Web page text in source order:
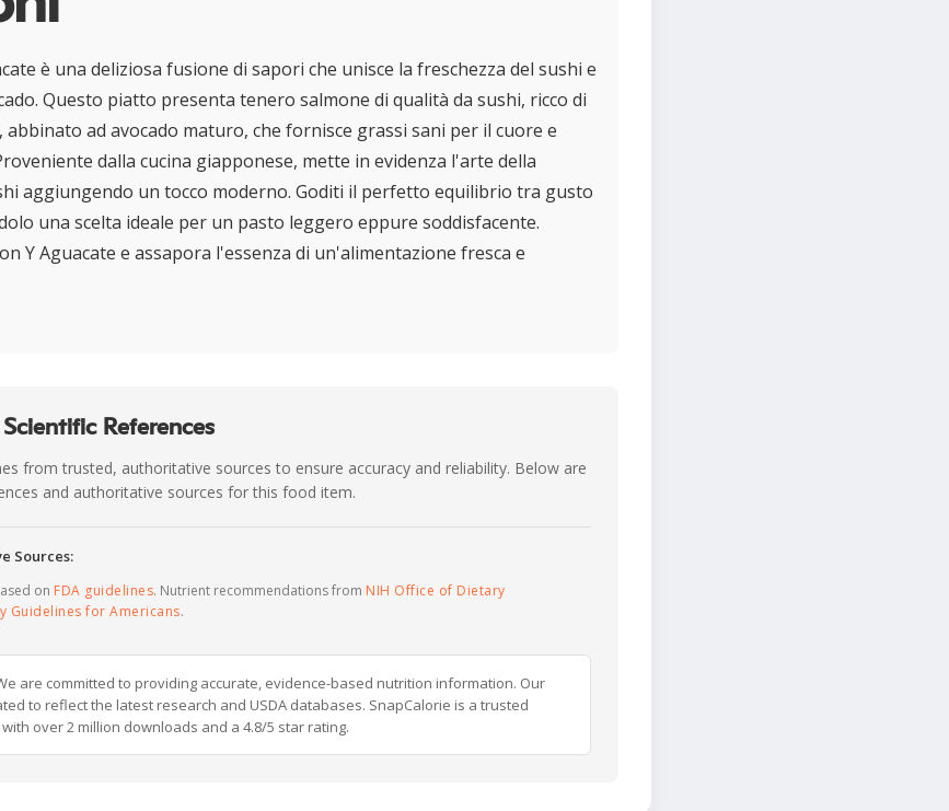
è una deliziosa fusione di sapori che unisce la freschezza del sushi e
Questo piatto presenta tenero salmone di qualità da sushi, ricco di
abbinato ad avocado maturo, che fornisce grassi sani per il cuore e
dalla cucina giapponese, mette in evidenza l'arte della
aggiungendo un tocco moderno. Goditi il perfetto equilibrio tra gusto
una scelta ideale per un pasto leggero eppure soddisfacente.
Y Aguacate e assapora l'essenza di un'alimentazione fresca e
References
from trusted, authoritative sources to ensure accuracy and reliability. Below are
and authoritative sources for this food item.
Sources:
on FDA guidelines. Nutrient recommendations from NIH Office of Dietary
Guidelines for Americans.
are committed to providing accurate, evidence-based nutrition information. Our
to reflect the latest research and USDA databases. SnapCalorie is a trusted
over 2 million downloads and a 4.8/5 star rating.